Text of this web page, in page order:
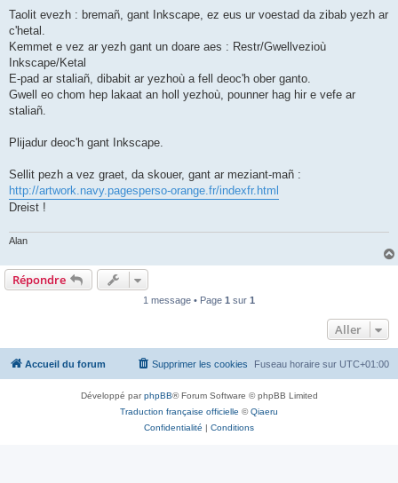
Taolit evezh : bremañ, gant Inkscape, ez eus ur voestad da zibab yezh ar
c'hetal.
Kemmet e vez ar yezh gant un doare aes : Restr/Gwellvezioù
Inkscape/Ketal
E-pad ar staliañ, dibabit ar yezhoù a fell deoc'h ober ganto.
Gwell eo chom hep lakaat an holl yezhoù, pounner hag hir e vefe ar
staliañ.
Plijadur deoc'h gant Inkscape.
Sellit pezh a vez graet, da skouer, gant ar meziant-mañ :
http://artwork.navy.pagesperso-orange.fr/indexfr.html
Dreist !
Alan
Répondre
1 message • Page 1 sur 1
Aller
Accueil du forum Fuseau horaire sur UTC+01:00
Supprimer les cookies
Développé parphpBB® Forum Software © phpBB Limited
Traduction française officielle ©Qiaeru
Confidentialité | Conditions